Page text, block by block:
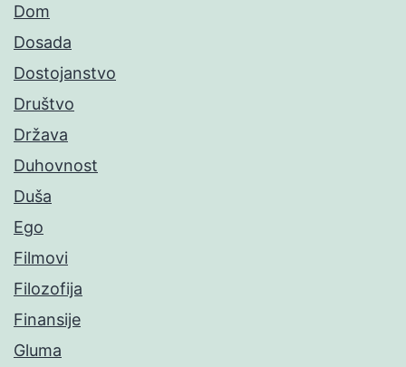
Dom
Dosada
Dostojanstvo
Društvo
Država
Duhovnost
Duša
Ego
Filmovi
Filozofija
Finansije
Gluma